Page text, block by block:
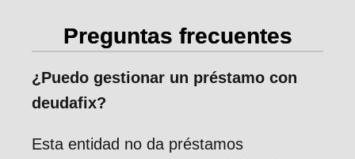
Preguntas frecuentes
¿Puedo gestionar un préstamo con
deudafix?
Esta entidad no da préstamos